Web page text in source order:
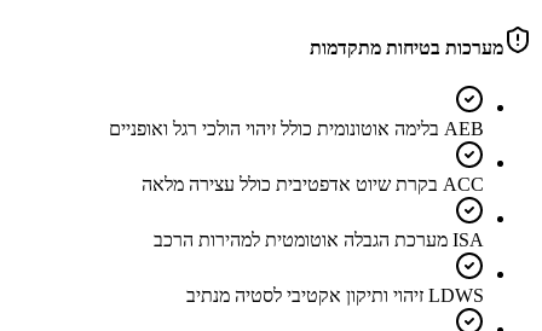
מערכות בטיחות מתקדמות
AEB בלימה אוטונומית כולל זיהוי הולכי רגל ואופניים
ACC בקרת שיוט אדפטיבית כולל עצירה מלאה
ISA מערכת הגבלה אוטומטית למהירות הרכב
LDWS זיהוי ותיקון אקטיבי לסטיה מנתיב